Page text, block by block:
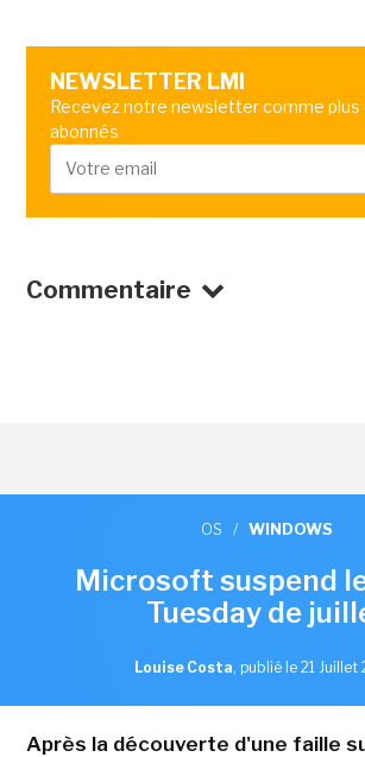
NEWSLETTER LMI
Recevez notre newsletter comme
abonnés
Commentaire
OS / WINDOWS
Microsoft suspend
Tuesday de
Louise Costa, publié le 21 Juillet
Après la découverte d'une faille